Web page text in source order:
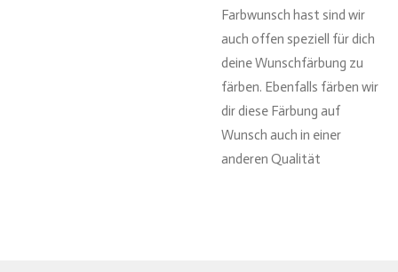
Farbwunsch hast sind wir
auch offen speziell für dich
deine Wunschfärbung zu
färben. Ebenfalls färben wir
dir diese Färbung auf
Wunsch auch in einer
anderen Qualität